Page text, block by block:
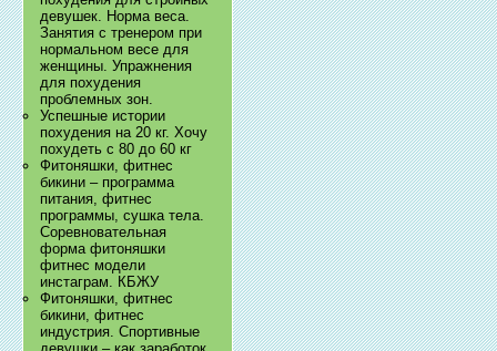
девушек. Норма веса.
Занятия с тренером при
нормальном весе для
женщины. Упражнения
для похудения
проблемных зон.
Успешные истории
похудения на 20 кг. Хочу
похудеть с 80 до 60 кг
Фитоняшки, фитнес
бикини – программа
питания, фитнес
программы, сушка тела.
Соревновательная
форма фитоняшки
фитнес модели
инстаграм. КБЖУ
Фитоняшки, фитнес
бикини, фитнес
индустрия. Спортивные